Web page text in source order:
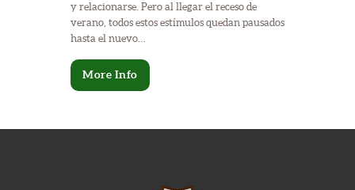
y relacionarse. Pero al llegar el receso de
verano, todos estos estímulos quedan pausados
hasta el nuevo…
More Info